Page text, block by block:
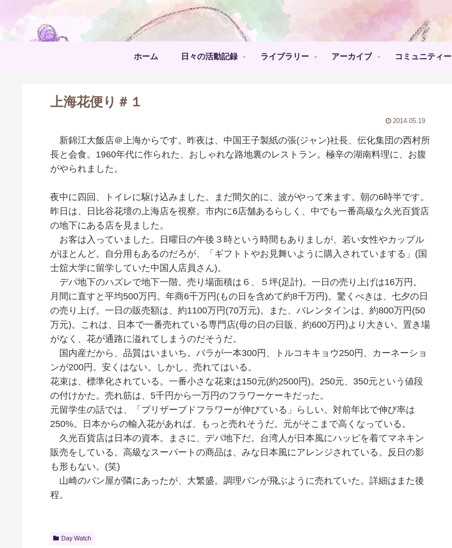
ホーム 日々の活動記録 ライブラリー アーカイブ コミュニティー
上海花便り＃１
2014.05.19
新錦江大飯店＠上海からです。昨夜は、中国王子製紙の張(ジャン)社長、伝化集団の西村所
長と会食。1960年代に作られた、おしゃれな路地裏のレストラン。極辛の湖南料理に、お腹
がやられました。
夜中に四回、トイレに駆け込みました。まだ間欠的に、波がやって来ます。朝の6時半です。
昨日は、日比谷花壇の上海店を視察。市内に6店舗あるらしく、中でも一番高級な久光百貨店
の地下にある店を見ました。
お客は入っていました。日曜日の午後３時という時間もありましが、若い女性やカップル
がほとんど。自分用もあるのだろが、「ギフトトやお見舞いように購入されていまする」(国
士舘大学に留学していた中国人店員さん)。
デパ地下のハズレで地下一階。売り場面積は６、５坪(足計)。一日の売り上げは16万円。
月間に直すと平均500万円。年商6千万円(もの日を含めて約8千万円)。驚くべきは、七夕の日
の売り上げ。一日の販売額は、約1100万円(70万元)。また、バレンタインは、約800万円(50
万元)。これは、日本で一番売れている専門店(母の日の日販、約600万円)より大きい。置き場
がなく、花が通路に溢れてしまうのだそうだ。
国内産だから、品質はいまいち。バラが一本300円、トルコキキョウ250円、カーネーショ
ンが200円。安くはない。しかし、売れてはいる。
花束は、標準化されている。一番小さな花束は150元(約2500円)。250元、350元という値段
の付けかた。売れ筋は、5千円から一万円のフラワーケーキだった。
元留学生の話では、「プリザーブドフラワーが伸びている」らしい。対前年比で伸び率は
250%。日本からの輸入花があれば、もっと売れそうだ。元がそこまで高くなっている。
久光百貨店は日本の資本。まさに、デパ地下だ。台湾人が日本風にハッピを着てマネキン
販売をしている。高級なスーパートの商品は、みな日本風にアレンジされている。反日の影
も形もない。(笑)
山崎のパン屋が隣にあったが、大繁盛。調理パンが飛ぶように売れていた。詳細はまた後
程。
Day Watch